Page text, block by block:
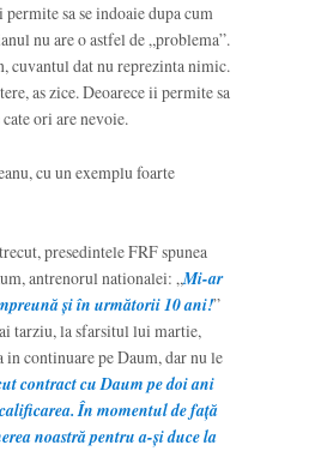
sa se indoaie dupa cum
nu are o astfel de „problema”.
cuvantul dat nu reprezinta nimic.
as zice. Deoarece ii permite sa
ori are nevoie.
cu un exemplu foarte
presedintele FRF spunea
antrenorul nationalei: „Mi-ar
şi în următorii 10 ani!”
tarziu, la sfarsitul lui martie,
in continuare pe Daum, dar nu le
contract cu Daum pe doi ani
În momentul de față
noastră pentru a-și duce la